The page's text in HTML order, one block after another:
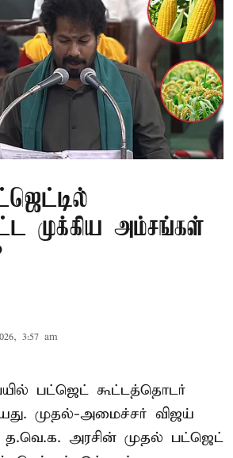
முக்கிய அம்சங்கள்
3:57 am
பட்ஜெட் கூட்டத்தொடர்
முதல்-அமைச்சர் விஜய்
அரசின் முதல் பட்ஜெட்